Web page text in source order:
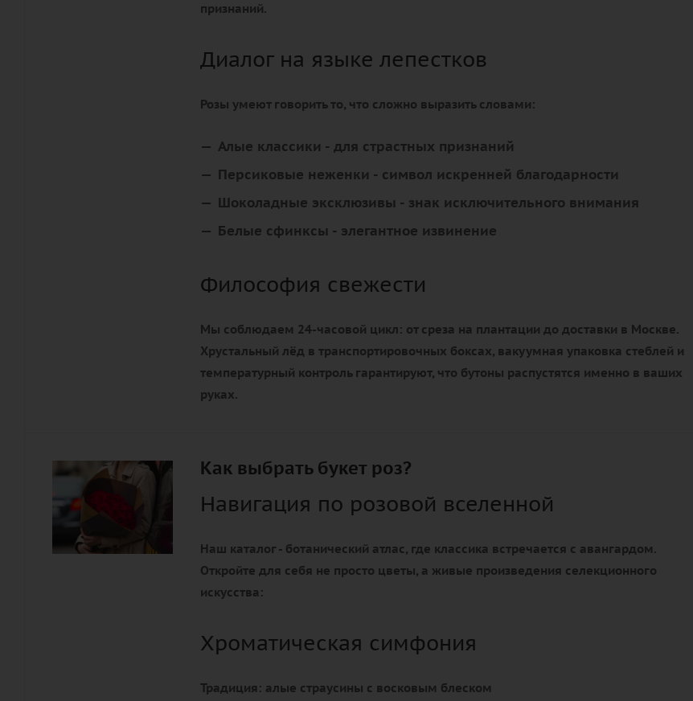
признаний.
Диалог на языке лепестков
Розы умеют говорить то, что сложно выразить словами:
Алые классики - для страстных признаний
Персиковые неженки - символ искренней благодарности
Шоколадные эксклюзивы - знак исключительного внимания
Белые сфинксы - элегантное извинение
Философия свежести
Мы соблюдаем 24-часовой цикл: от среза на плантации до доставки в Москве.
Хрустальный лёд в транспортировочных боксах, вакуумная упаковка стеблей и
температурный контроль гарантируют, что бутоны распустятся именно в ваших
руках.
Как выбрать букет роз?
Навигация по розовой вселенной
Наш каталог - ботанический атлас, где классика встречается с авангардом.
Откройте для себя не просто цветы, а живые произведения селекционного
искусства:
Хроматическая симфония
Традиция: алые страусины с восковым блеском